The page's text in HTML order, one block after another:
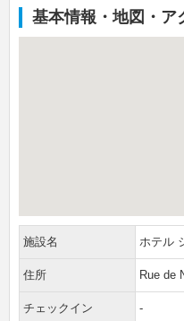
基本情報・地図・ア
施設名 ホテル
住所 Rue de
チェックイン -